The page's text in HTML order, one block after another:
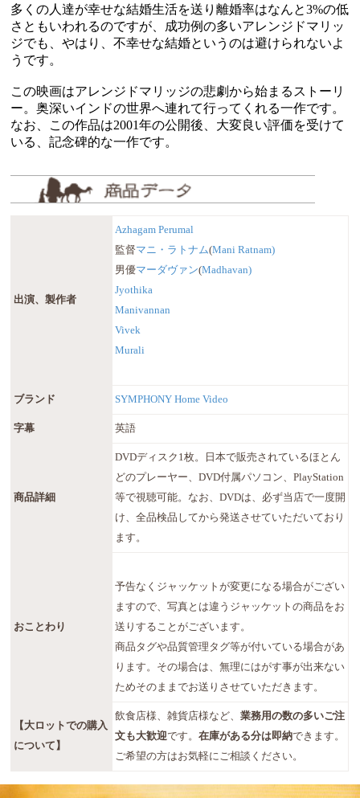
多くの人達が幸せな結婚生活を送り離婚率はなんと3%の低
さともいわれるのですが、成功例の多いアレンジドマリッ
ジでも、やはり、不幸せな結婚というのは避けられないよ
うです。
この映画はアレンジドマリッジの悲劇から始まるストーリ
ー。奥深いインドの世界へ連れて行ってくれる一作です。
なお、この作品は2001年の公開後、大変良い評価を受けて
いる、記念碑的な一作です。
出演、製作者
Azhagam Perumal
監督マニ・ラトナム(Mani Ratnam)
男優マーダヴァン(Madhavan)
Jyothika
Manivannan
Vivek
Murali
ブランド SYMPHONY Home Video
字幕 英語
商品詳細
DVDディスク1枚。日本で販売されているほとん
どのプレーヤー、DVD付属パソコン、PlayStation
等で視聴可能。なお、DVDは、必ず当店で一度開
け、全品検品してから発送させていただいており
ます。
おことわり
予告なくジャッケットが変更になる場合がござい
ますので、写真とは違うジャッケットの商品をお
送りすることがございます。
商品タグや品質管理タグ等が付いている場合があ
ります。その場合は、無理にはがす事が出来ない
ためそのままでお送りさせていただきます。
【大ロットでの購入
について】
飲食店様、雑貨店様など、業務用の数の多いご注
文も大歓迎です。在庫がある分は即納できます。
ご希望の方はお気軽にご相談ください。